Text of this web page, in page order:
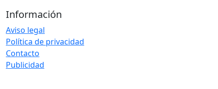
Información
Aviso legal
Política de privacidad
Contacto
Publicidad